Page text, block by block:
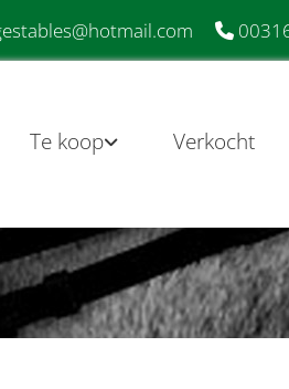

Te koop Verkocht